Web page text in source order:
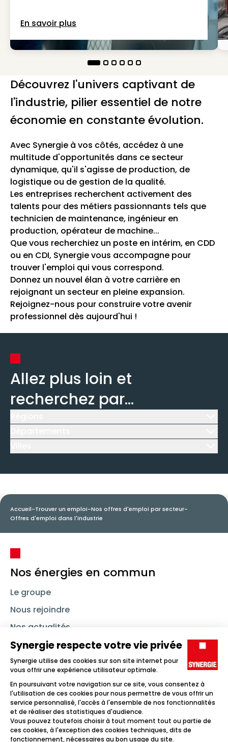
En savoir plus
Découvrez l'univers captivant de
l'industrie, pilier essentiel de notre
économie en constante évolution.
Avec Synergie à vos côtés, accédez à une
multitude d'opportunités dans ce secteur
dynamique, qu'il s'agisse de production, de
logistique ou de gestion de la qualité.
Les entreprises recherchent activement des
talents pour des métiers passionnants tels que
technicien de maintenance, ingénieur en
production, opérateur de machine...
Que vous recherchiez un poste en intérim, en CDD
ou en CDI, Synergie vous accompagne pour
trouver l'emploi qui vous correspond.
Donnez un nouvel élan à votre carrière en
rejoignant un secteur en pleine expansion.
Rejoignez-nous pour construire votre avenir
professionnel dès aujourd'hui !
Allez plus loin et
recherchez par...
Accueil-Trouver un emploi-Nos offres d'emploi par secteur-
Offres d'emploi dans l'industrie
Nos énergies en commun
Le groupe
Nous rejoindre
Nos actualités
Nous contacter
Linkedin SynergieInstagramTikTok Youtube
Trouver un emploi
Icône d'illustration
Candidats
Icône d'illustration